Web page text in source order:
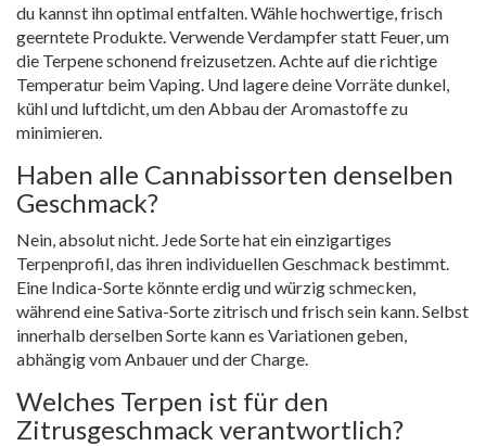
du kannst ihn optimal entfalten. Wähle hochwertige, frisch
geerntete Produkte. Verwende Verdampfer statt Feuer, um
die Terpene schonend freizusetzen. Achte auf die richtige
Temperatur beim Vaping. Und lagere deine Vorräte dunkel,
kühl und luftdicht, um den Abbau der Aromastoffe zu
minimieren.
Haben alle Cannabissorten denselben
Geschmack?
Nein, absolut nicht. Jede Sorte hat ein einzigartiges
Terpenprofil, das ihren individuellen Geschmack bestimmt.
Eine Indica-Sorte könnte erdig und würzig schmecken,
während eine Sativa-Sorte zitrisch und frisch sein kann. Selbst
innerhalb derselben Sorte kann es Variationen geben,
abhängig vom Anbauer und der Charge.
Welches Terpen ist für den
Zitrusgeschmack verantwortlich?